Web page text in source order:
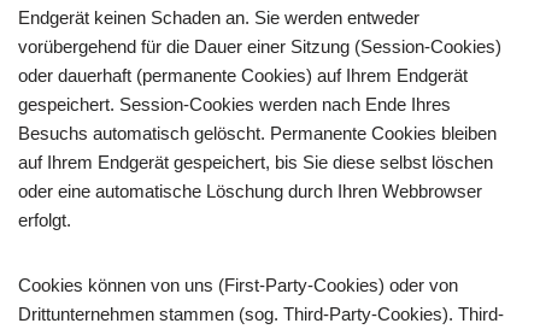
Endgerät keinen Schaden an. Sie werden entweder
vorübergehend für die Dauer einer Sitzung (Session-Cookies)
oder dauerhaft (permanente Cookies) auf Ihrem Endgerät
gespeichert. Session-Cookies werden nach Ende Ihres
Besuchs automatisch gelöscht. Permanente Cookies bleiben
auf Ihrem Endgerät gespeichert, bis Sie diese selbst löschen
oder eine automatische Löschung durch Ihren Webbrowser
erfolgt.
Cookies können von uns (First-Party-Cookies) oder von
Drittunternehmen stammen (sog. Third-Party-Cookies). Third-